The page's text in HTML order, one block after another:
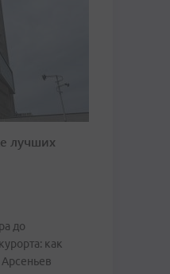
лучших
до
как